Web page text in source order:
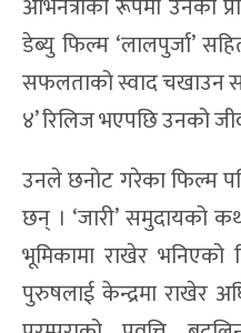
डेब्यु फिल्म ‘लालपुर्जा’
सफलताको स्वाद चखाउन
४’ रिलिज भएपछि उनको
उनले छनोट गरेका फिल्म
छन् । ‘जारी’ समुदायको
भूमिकामा राखेर
पुरुषलाई केन्द्रमा राखेर